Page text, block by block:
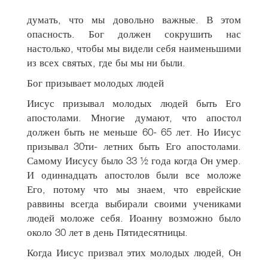
думать, что мы довольно важные. В этом
опасность. Бог должен сокрушить нас
настолько, чтобы мы видели себя наименьшими
из всех святых, где бы мы ни были.
Бог призывает молодых людей
Иисус призывал молодых людей быть Его
апостолами. Многие думают, что апостол
должен быть не меньше 60- 65 лет. Но Иисус
призывал 30ти- летних быть Его апостолами.
Самому Иисусу было 33 ½ года когда Он умер.
И одиннадцать апостолов были все моложе
Его, потому что мы знаем, что еврейские
раввины всегда выбирали своими учениками
людей моложе себя. Иоанну возможно было
около 30 лет в день Пятидесятницы.
Когда Иисус призвал этих молодых людей, Он